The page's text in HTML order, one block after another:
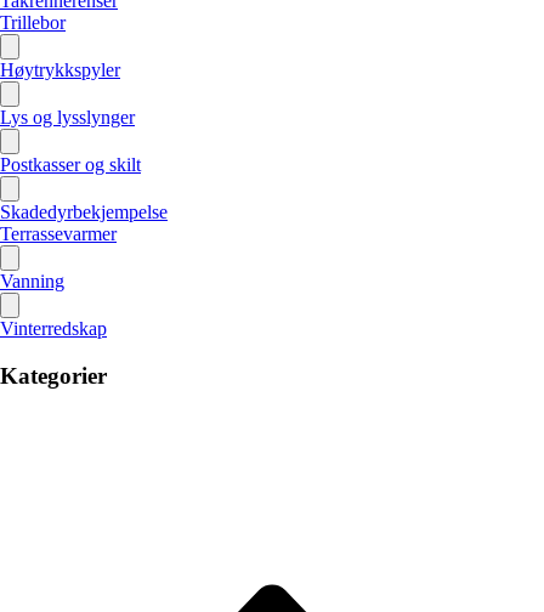
Trillebor
Høytrykkspyler
Lys og lysslynger
Postkasser og skilt
Skadedyrbekjempelse
Terrassevarmer
Vanning
Vinterredskap
Kategorier